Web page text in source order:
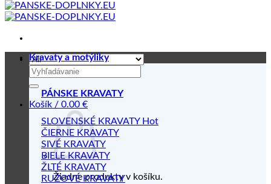
Hľadať:
Košík / 0.00 €
Žiadne produkty v košíku.
Kravaty a motýliky
PÁNSKE KRAVATY
SLOVENSKÉ KRAVATY
ČIERNE KRAVATY
SIVÉ KRAVATY
BIELE KRAVATY
ŽLTÉ KRAVATY
RUŽOVÉ KRAVATY